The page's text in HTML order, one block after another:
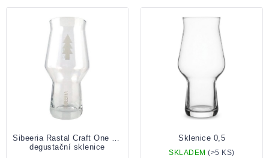
Výpis
produktů
Sibeeria Rastal Craft One Sklenice 0,5
degustační sklenice
Sklenice 0,5
SKLADEM(>5 KS)